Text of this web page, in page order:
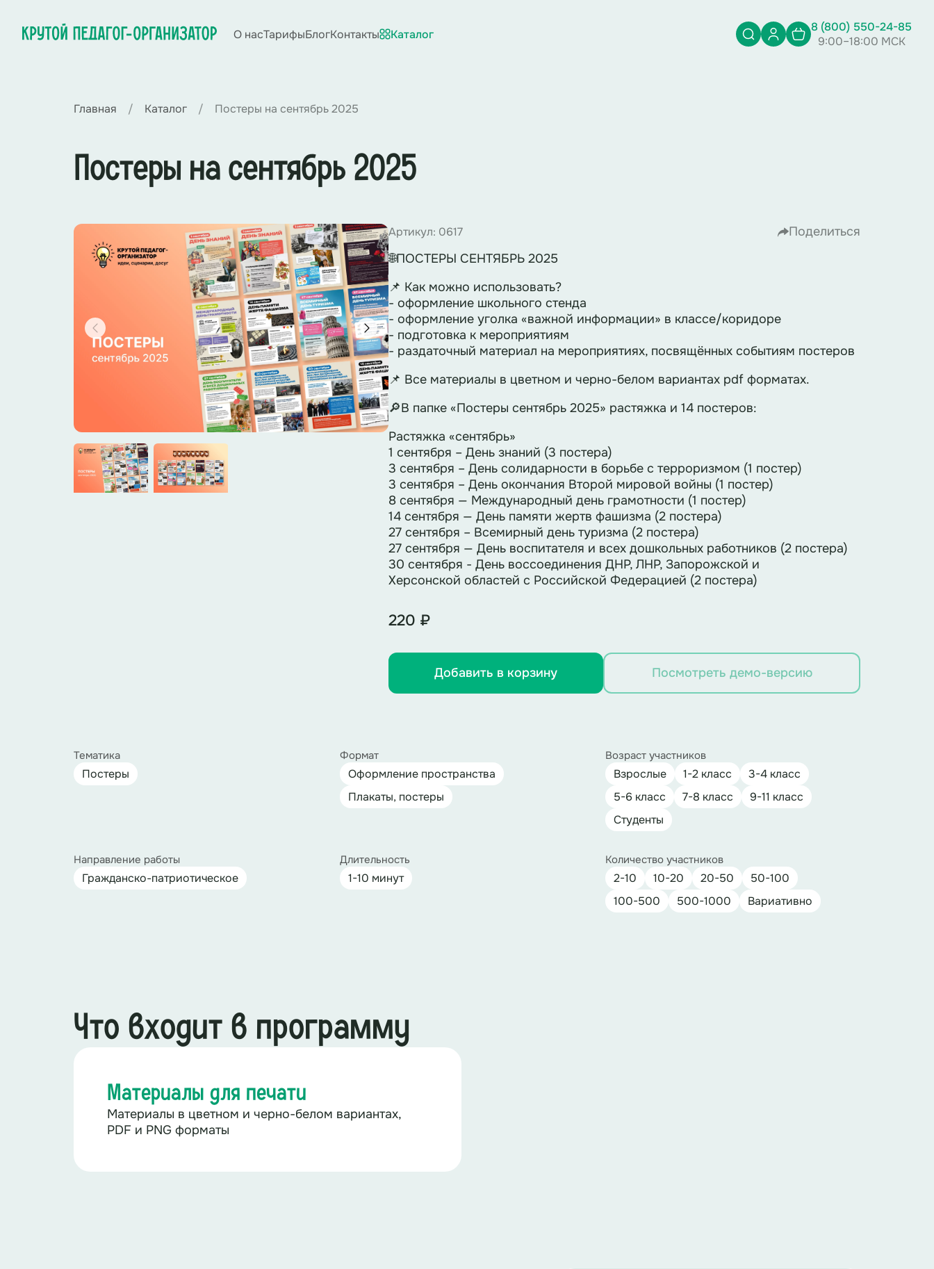
О насТарифыБлогКонтакты Каталог
8 (800) 550-24-85
9:00–18:00 МСК
Главная Каталог Постеры на сентябрь 2025
Постеры на сентябрь 2025
Артикул: 0617
Поделиться
🌐ПОСТЕРЫ СЕНТЯБРЬ 2025
📌 Как можно использовать?
- оформление школьного стенда
- оформление уголка «важной информации» в классе/коридоре
- подготовка к мероприятиям
- раздаточный материал на мероприятиях, посвящённых событиям постеров
📌 Все материалы в цветном и черно-белом вариантах pdf форматах.
🔎В папке «Постеры сентябрь 2025» растяжка и 14 постеров:
Растяжка «сентябрь»
1 сентября – День знаний (3 постера)
3 сентября – День солидарности в борьбе с терроризмом (1 постер)
3 сентября – День окончания Второй мировой войны (1 постер)
8 сентября — Международный день грамотности (1 постер)
14 сентября — День памяти жертв фашизма (2 постера)
27 сентября – Всемирный день туризма (2 постера)
27 сентября — День воспитателя и всех дошкольных работников (2 постера)
30 сентября - День воссоединения ДНР, ЛНР, Запорожской и
Херсонской областей с Российской Федерацией (2 постера)
220 ₽
Добавить в корзину Посмотреть демо-версию
Тематика
Постеры
Формат
Оформление пространства
Плакаты, постеры
Возраст участников
Взрослые 1-2 класс
3-4 класс
5-6 класс
7-8 класс
9-11 класс
Студенты
Направление работы
Гражданско-патриотическое
Длительность
1-10 минут
Количество участников
2-10 10-20 20-50
50-100
100-500
500-1000 Вариативно
Что входит в программу
Материалы для печати
Материалы в цветном и черно-белом вариантах,
PDF и PNG форматы